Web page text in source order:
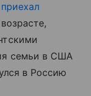
приехал
семьи в США
в Россию